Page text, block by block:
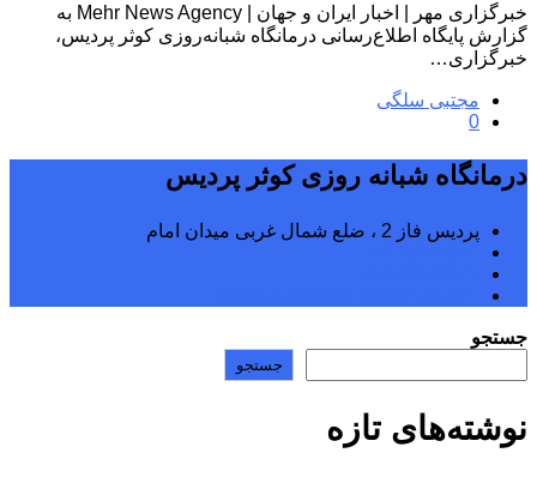
خبرگزاری مهر | اخبار ایران و جهان | Mehr News Agency به
گزارش پایگاه اطلاع‌رسانی درمانگاه شبانه‌روزی کوثر پردیس،
خبرگزاری…
مجتبی سلگی
0
درمانگاه شبانه روزی کوثر پردیس
پردیس فاز 2 ، ضلع شمال غربی میدان امام
جستجو
جستجو
نوشته‌های تازه